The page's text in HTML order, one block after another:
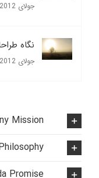
جولای 31st, 2012
نگاه
جولای 31st, 2012
Mission
Promise